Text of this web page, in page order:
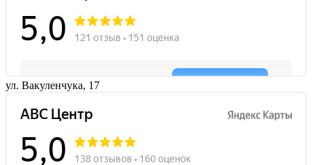
ул. Вакуленчука, 17